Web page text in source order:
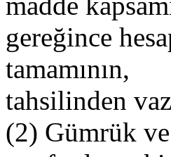
gereğince
tamamının,
tahsilinden
(2) Gümrük